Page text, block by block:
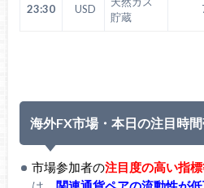
23:30 USD
貯蔵
海外FX市場・本日の注目時
市場参加者の注目度の高い指